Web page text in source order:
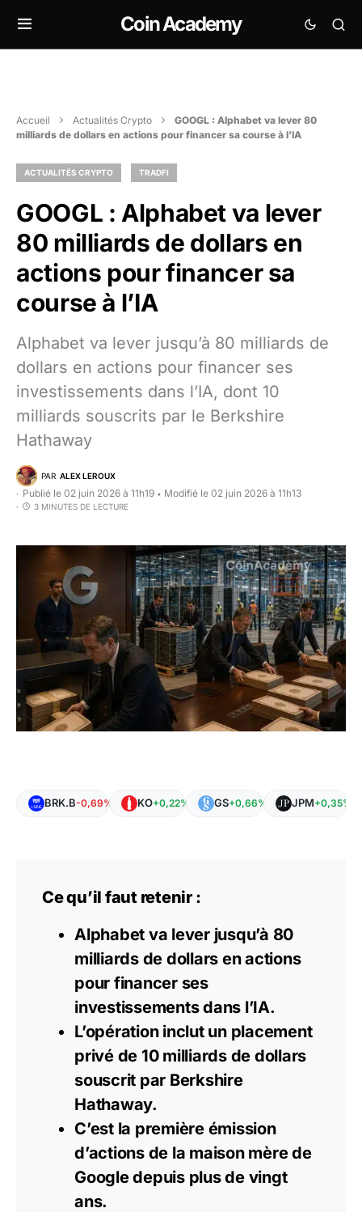
Coin Academy
Accueil Actualités Crypto
GOOGL : Alphabet va lever 80
milliards de dollars en actions pour financer sa course à l’IA
ACTUALITÉS CRYPTO TRADFI
GOOGL : Alphabet va lever
80 milliards de dollars en
actions pour financer sa
course à l’IA
Alphabet va lever jusqu’à 80 milliards de
dollars en actions pour financer ses
investissements dans l’IA, dont 10
milliards souscrits par le Berkshire
Hathaway
PAR ALEX LEROUX
Publié le 02 juin 2026 à 11h19 • Modifié le 02 juin 2026 à 11h13
3 MINUTES DE LECTURE
BRK.B-0,69% KO+0,22% GS+0,66% JPM+0,35%
Ce qu’il faut retenir :
Alphabet va lever jusqu’à 80
milliards de dollars en actions
pour financer ses
investissements dans l’IA.
L’opération inclut un placement
privé de 10 milliards de dollars
souscrit par Berkshire
Hathaway.
C’est la première émission
d’actions de la maison mère de
Googledepuis plus de vingt
ans.